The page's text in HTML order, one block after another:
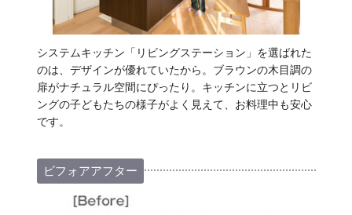
システムキッチン「リビングステーション」を選ばれた
のは、デザインが優れていたから。ブラウンの木目調の
扉がナチュラル空間にぴったり。キッチンに立つとリビ
ングの子どもたちの様子がよく見えて、お料理中も安心
です。
ビフォアアフター